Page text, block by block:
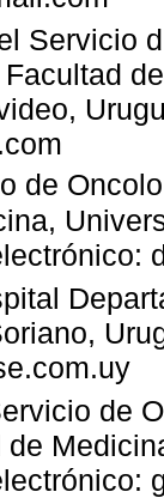
Servicio
Facultad
de
de